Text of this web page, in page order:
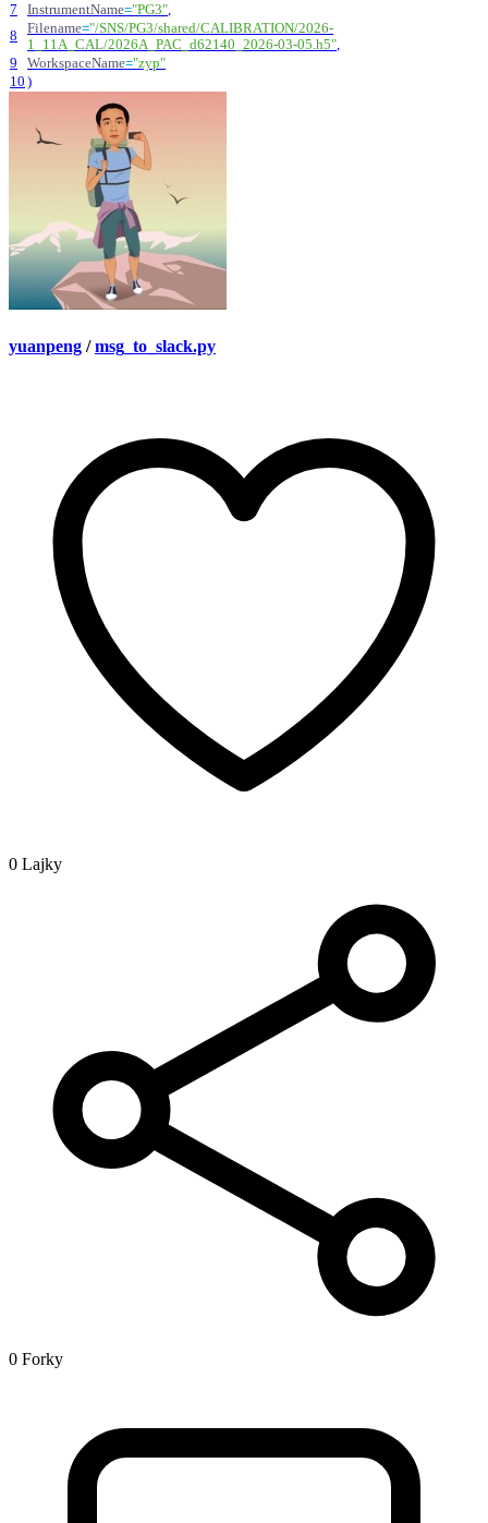
7
InstrumentName="PG3"
8
Filename="/SNS/PG3/shared/CALIBRATION/2026-
1_11A_CAL/2026A_PAC_d62140_2026-03-05.h5"
9
WorkspaceName="zyp"
10 )
yuanpeng / msg_to_slack.py
0 Lajky
0 Forky